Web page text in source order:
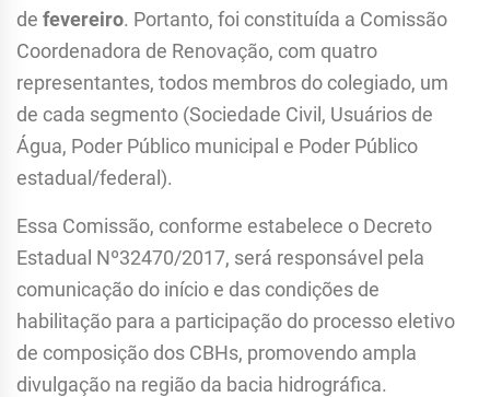
de fevereiro. Portanto, foi constituída a Comissão
Coordenadora de Renovação, com quatro
representantes, todos membros do colegiado, um
de cada segmento (Sociedade Civil, Usuários de
Água, Poder Público municipal e Poder Público
estadual/federal).
Essa Comissão, conforme estabelece o Decreto
Estadual Nº32470/2017, será responsável pela
comunicação do início e das condições de
habilitação para a participação do processo eletivo
de composição dos CBHs, promovendo ampla
divulgação na região da bacia hidrográfica.